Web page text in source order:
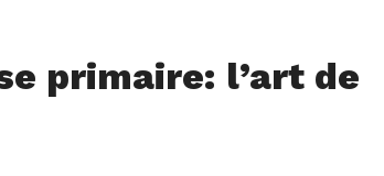
primaire: l’art de